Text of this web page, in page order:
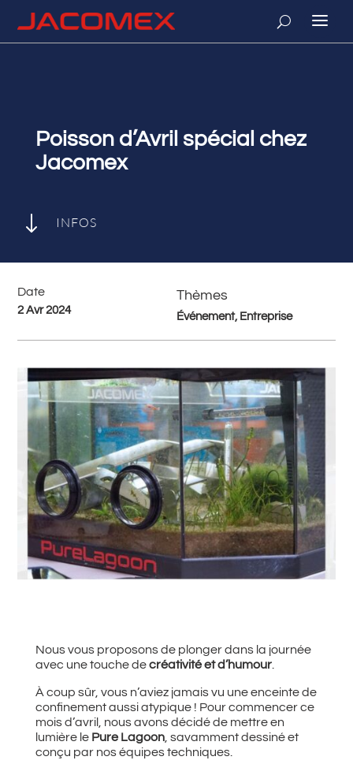
Poisson d’Avril spécial chez
Jacomex
" INFOS
Date
2 Avr 2024
Thèmes
Événement, Entreprise
# Retour à toutes les actualités
Nous vous proposons de plonger dans la journée
avec une touche decréativité et d’humour.
À coup sûr, vous n’aviez jamais vu une enceinte de
confinement aussi atypique ! Pour commencer ce
mois d’avril, nous avons décidé de mettre en
lumière le Pure Lagoon, savamment dessiné et
conçu par nos équipes techniques.